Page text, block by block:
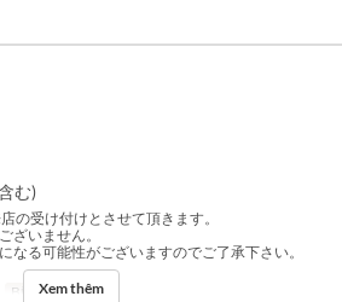
む)
の受け付けとさせて頂きます。
ざいません。
る可能性がございますのでご了承下さい。
Bữa Bữa tối
Xem thêm